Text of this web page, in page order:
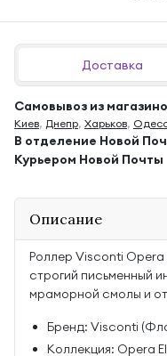
Доставка
Самовывоз из
Киев, Днепр, Харьков,
В отделение Новой
Курьером Новой Почты
Описание
Роллер Visconti Opera
строгий письменный
мраморной смолы и
Бренд: Visconti
Коллекция: Opera